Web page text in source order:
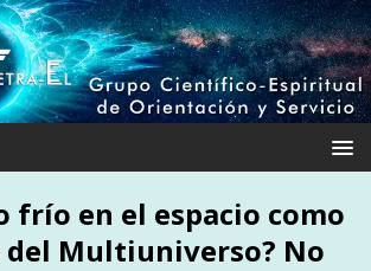
frío en el espacio como
del Multiuniverso? No